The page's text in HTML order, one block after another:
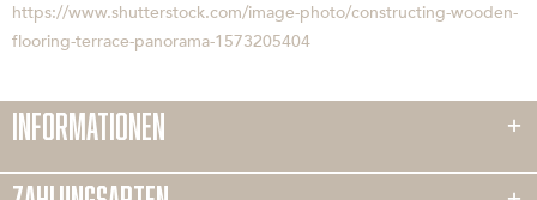
https://www.shutterstock.com/image-photo/constructing-wooden-
flooring-terrace-panorama-1573205404
INFORMATIONEN